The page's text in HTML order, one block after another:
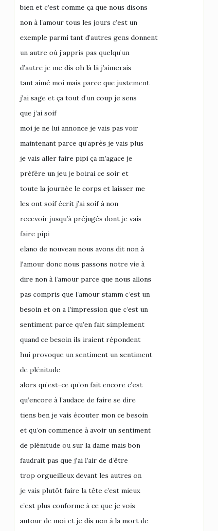
bien et c’est comme ça que nous disons
non à l’amour tous les jours c’est un
exemple parmi tant d’autres gens donnent
un autre où j’appris pas quelqu’un
d’autre je me dis oh là là j’aimerais
tant aimé moi mais parce que justement
j’ai sage et ça tout d’un coup je sens
que j’ai soif
moi je ne lui annonce je vais pas voir
maintenant parce qu’après je vais plus
je vais aller faire pipi ça m’agace je
préfère un jeu je boirai ce soir et
toute la journée le corps et laisser me
les ont soif écrit j’ai soif à non
recevoir jusqu’à préjugés dont je vais
faire pipi
elano de nouveau nous avons dit non à
l’amour donc nous passons notre vie à
dire non à l’amour parce que nous allons
pas compris que l’amour stamm c’est un
besoin et on a l’impression que c’est un
sentiment parce qu’en fait simplement
quand ce besoin ils iraient répondent
hui provoque un sentiment un sentiment
de plénitude
alors qu’est-ce qu’on fait encore c’est
qu’encore à l’audace de faire se dire
tiens ben je vais écouter mon ce besoin
et qu’on commence à avoir un sentiment
de plénitude ou sur la dame mais bon
faudrait pas que j’ai l’air de d’être
trop orgueilleux devant les autres on
je vais plutôt faire la tête c’est mieux
c’est plus conforme à ce que je vois
autour de moi et je dis non à la mort de